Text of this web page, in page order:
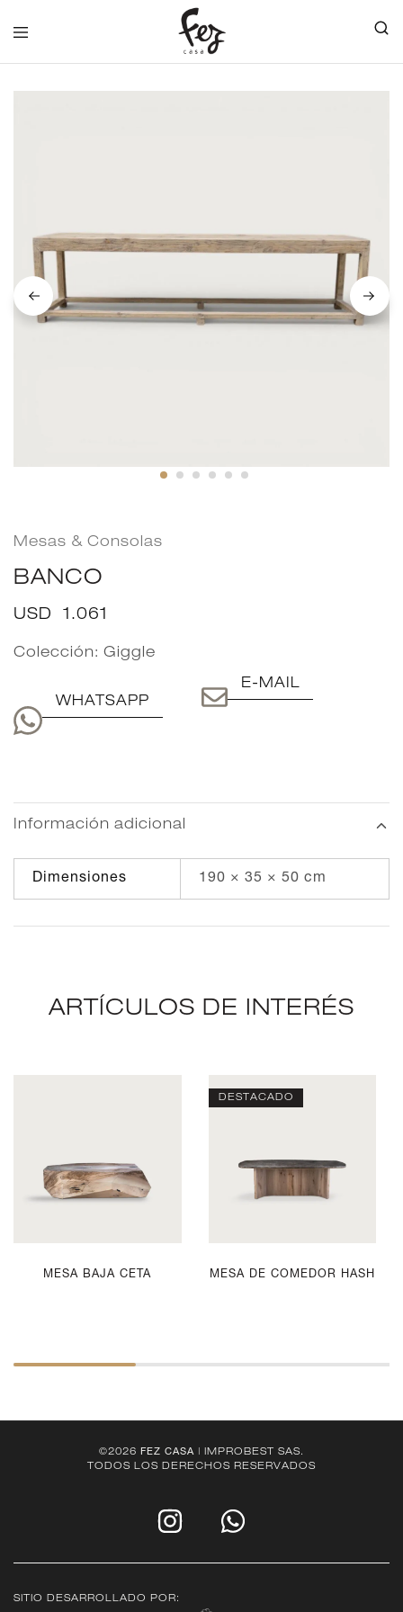
CASA
Mesas & Consolas
BANCO
USD 1.061
Colección: Giggle
WHATSAPP
E-MAIL
Información adicional
Dimensiones 190 × 35 × 50 cm
ARTÍCULOS DE INTERÉS
MESA BAJA CETA
DESTACADO
MESA DE COMEDOR HASH
©2026 FEZ CASA | IMPROBEST SAS.
TODOS LOS DERECHOS RESERVADOS
SITIO DESARROLLADO POR: